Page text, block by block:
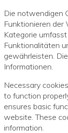
Die notwendigen
Funktionieren
Kategorie
Funktionalitäten
gewährleisten.
Informationen.
Necessary
to function
ensures basic
website. These
information.